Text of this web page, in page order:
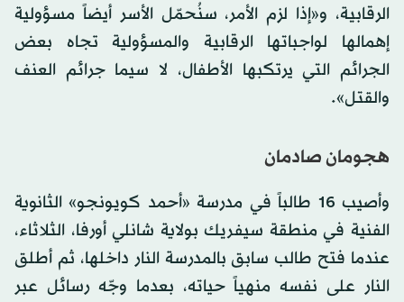
الرقابية، و«إذا لزم الأمر، سنُحمّل الأسر أيضاً مسؤولية
إهمالها لواجباتها الرقابية والمسؤولية تجاه بعض
الجرائم التي يرتكبها الأطفال، لا سيما جرائم العنف
والقتل».
هجومان صادمان
وأصيب 16 طالباً في مدرسة «أحمد كويونجو» الثانوية
الفنية في منطقة سيفريك بولاية شانلي أورفا، الثلاثاء،
عندما فتح طالب سابق بالمدرسة النار داخلها، ثم أطلق
النار على نفسه منهياً حياته، بعدما وجّه رسائل عبر